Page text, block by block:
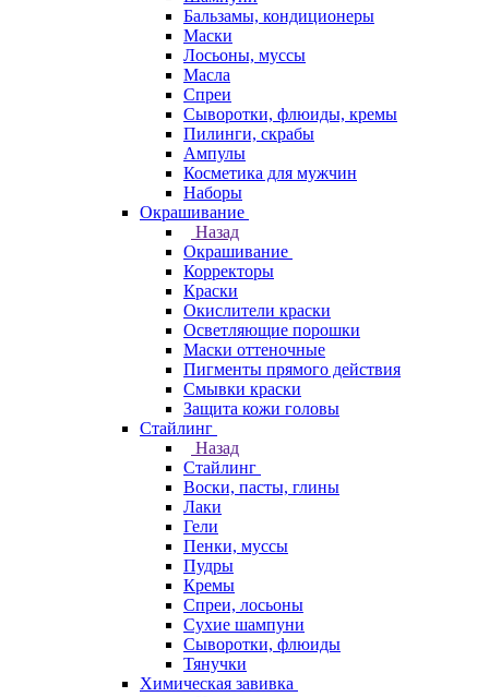
Бальзамы, кондиционеры
Маски
Лосьоны, муссы
Масла
Спреи
Сыворотки, флюиды, кремы
Пилинги, скрабы
Ампулы
Косметика для мужчин
Наборы
Окрашивание
Назад
Окрашивание
Корректоры
Краски
Окислители краски
Осветляющие порошки
Маски оттеночные
Пигменты прямого действия
Смывки краски
Защита кожи головы
Стайлинг
Назад
Стайлинг
Воски, пасты, глины
Лаки
Гели
Пенки, муссы
Пудры
Кремы
Спреи, лосьоны
Сухие шампуни
Сыворотки, флюиды
Тянучки
Химическая завивка